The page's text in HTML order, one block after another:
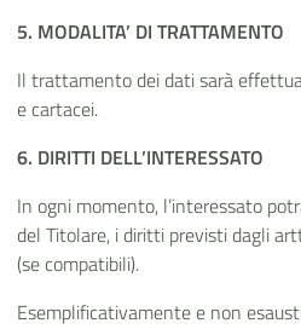
5. MODALITA’ DI TRATTAMENTO
Il trattamento dei dati sarà
e cartacei.
6. DIRITTI DELL’INTERESSATO
In ogni momento, l’interessato
del Titolare, i diritti previsti dagli
(se compatibili).
Esemplificativamente e non